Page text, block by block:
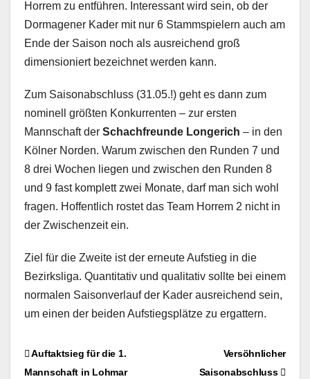
Horrem zu entführen. Interessant wird sein, ob der
Dormagener Kader mit nur 6 Stammspielern auch am
Ende der Saison noch als ausreichend groß
dimensioniert bezeichnet werden kann.
Zum Saisonabschluss (31.05.!) geht es dann zum
nominell größten Konkurrenten – zur ersten
Mannschaft der Schachfreunde Longerich – in den
Kölner Norden. Warum zwischen den Runden 7 und
8 drei Wochen liegen und zwischen den Runden 8
und 9 fast komplett zwei Monate, darf man sich wohl
fragen. Hoffentlich rostet das Team Horrem 2 nicht in
der Zwischenzeit ein.
Ziel für die Zweite ist der erneute Aufstieg in die
Bezirksliga. Quantitativ und qualitativ sollte bei einem
normalen Saisonverlauf der Kader ausreichend sein,
um einen der beiden Aufstiegsplätze zu ergattern.
Beitragsnavigation
Versöhnlicher
Saisonabschluss
Auftaktsieg für die 1.
Mannschaft in Lohmar